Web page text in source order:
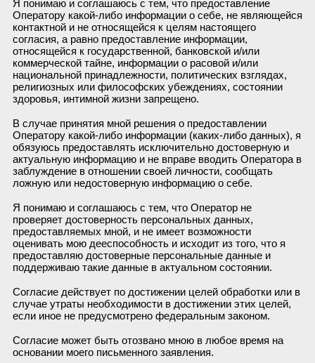
Я понимаю и соглашаюсь с тем, что предоставление
Оператору какой-либо информации о себе, не являющейся
контактной и не относящейся к целям настоящего
согласия, а равно предоставление информации,
относящейся к государственной, банковской и/или
коммерческой тайне, информации о расовой и/или
национальной принадлежности, политических взглядах,
религиозных или философских убеждениях, состоянии
здоровья, интимной жизни запрещено.
В случае принятия мной решения о предоставлении
Оператору какой-либо информации (каких-либо данных), я
обязуюсь предоставлять исключительно достоверную и
актуальную информацию и не вправе вводить Оператора в
заблуждение в отношении своей личности, сообщать
ложную или недостоверную информацию о себе.
Я понимаю и соглашаюсь с тем, что Оператор не
проверяет достоверность персональных данных,
предоставляемых мной, и не имеет возможности
оценивать мою дееспособность и исходит из того, что я
предоставляю достоверные персональные данные и
поддерживаю такие данные в актуальном состоянии.
Согласие действует по достижении целей обработки или в
случае утраты необходимости в достижении этих целей,
если иное не предусмотрено федеральным законом.
Согласие может быть отозвано мною в любое время на
основании моего письменного заявления.